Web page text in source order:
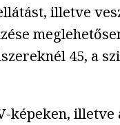
illetve
45, a
képeken,